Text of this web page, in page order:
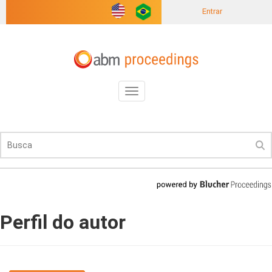
Entrar
Toggle
navigation
Perfil do autor